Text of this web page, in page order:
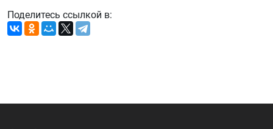
Поделитесь ссылкой в: